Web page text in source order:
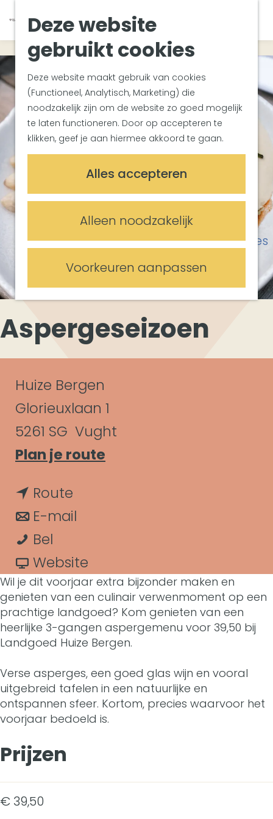
Deze website
gebruikt cookies
Deze website maakt gebruik van cookies
(Functioneel, Analytisch, Marketing) die
noodzakelijk zijn om de website zo goed mogelijk
te laten functioneren. Door op accepteren te
klikken, geef je aan hiermee akkoord te gaan.
Alles accepteren
Alleen noodzakelijk
Voorkeuren aanpassen
a
n
a
a
r
d
o
m
e
p
K
a
a
r
t
Z
o
e
k
e
n
M
e
u
Zuiderwaterlinie
Met groepen
Met kinderen
In de omgeving
Plan je bezoek
Bereikbaarheid
Overnachten
Plan op de kaart
Meetings & Events
Vergaderlocaties
Evenementenlocaties
Aspergeseizoen
C
o
n
t
a
c
t
Huize Bergen
Glorieuxlaan 1
5261 SG Vught
Plan je route
s
p
e
r
e
s
z
Route
a
r
A
s
p
r
g
e
E-mail
a
r
A
s
e
r
g
Bel
s
p
e
r
e
s
e
i
Website
a
n
A
p
e
r
Wil je dit voorjaar extra bijzonder maken en
genieten van een culinair verwenmoment op een
prachtige landgoed? Kom genieten van een
heerlijke 3-gangen aspergemenu voor 39,50 bij
Landgoed Huize Bergen.
Verse asperges, een goed glas wijn en vooral
uitgebreid tafelen in een natuurlijke en
ontspannen sfeer. Kortom, precies waarvoor het
voorjaar bedoeld is.
Prijzen
€ 39,50